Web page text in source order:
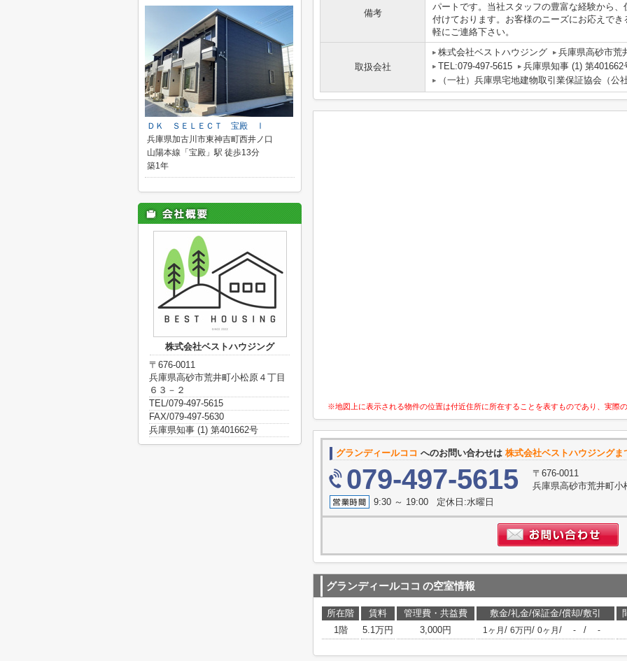
備考
パートです。当社スタッフの豊富な経験から
付けております。お客様のニーズにお応えで
軽にご連絡下さい。
取扱会社
株式会社ベストハウジング
兵庫県高砂市荒
TEL:079-497-5615
兵庫県知事 (1) 第401662
（一社）兵庫県宅地建物取引業保証協会（
※地図上に表示される物件の位置は付近住所に所在することを表すものであり、実際
グランディールココ へのお問い合わせは 株式会社ベストハウジングま
079-497-5615
〒676-0011
兵庫県高砂市荒井町
9:30 ～ 19:00 定休日:水曜日
グランディールココ の空室情報
所在階 賃料 管理費・共益費 敷金/礼金/保証金/償却/敷引
1階
5.1万円 3,000円 1ヶ月 / 6万円/ 0ヶ月 / - / -
ＤＫ ＳＥＬＥＣＴ 宝殿 Ⅰ
兵庫県加古川市東神吉町西井ノ口
山陽本線「宝殿」駅 徒歩13分
築1年
株式会社ベストハウジング
〒676-0011
兵庫県高砂市荒井町小松原４丁目
６３－２
TEL/079-497-5615
FAX/079-497-5630
兵庫県知事 (1) 第401662号